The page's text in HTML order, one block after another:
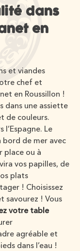
dans
en
et viandes
chef et
en Roussillon !
dans une assiette
de couleurs.
l’Espagne. Le
bord de mer avec
place ou à
vos papilles, de
plats
! Choisissez
savourez ! Vous
votre table
agréable et
dans l’eau !